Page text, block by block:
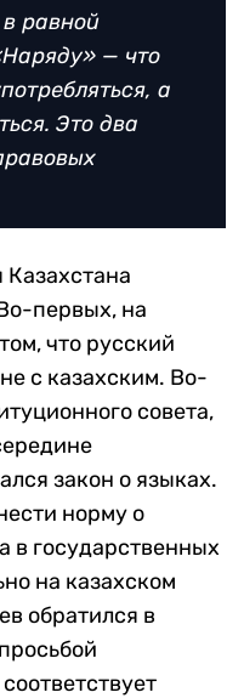
равной
— что
а
Это два
Казахстана
первых, на
что русский
с казахским. Во-
совета,
закон о языках.
норму о
в государственных
на казахском
обратился в